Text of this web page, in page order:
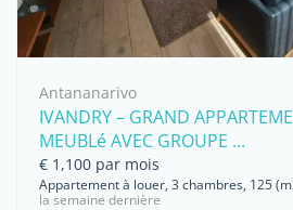
Antananarivo
IVANDRY – GRAND
MEUBLé AVEC GROUPE ...
€ 1,100 par mois
Appartement à louer, 3 chambres, 125
la semaine dernière